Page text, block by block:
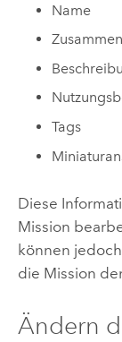
Name
Tags
Diese
Mission
können
die Mission
Ändern